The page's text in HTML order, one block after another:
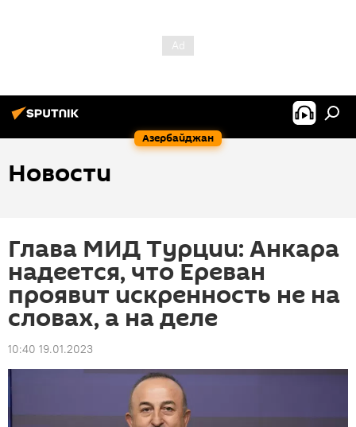
Азербайджан
Новости
Глава МИД Турции: Анкара
надеется, что Ереван
проявит искренность не на
словах, а на деле
10:40 19.01.2023